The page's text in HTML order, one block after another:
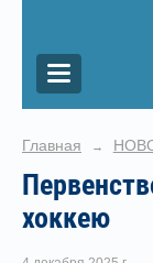
Главная →
хоккею